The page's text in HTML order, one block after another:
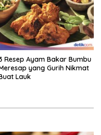
Resep Ayam Bakar Bumbu
yang Gurih Nikmat
Lauk